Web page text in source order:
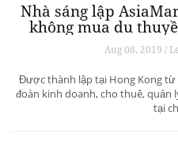
Nhà sáng lập
không mua du
Aug 08, 2019 /
Được thành lập tại Hong Kong từ
đoàn kinh doanh, cho thuê, quản
tại